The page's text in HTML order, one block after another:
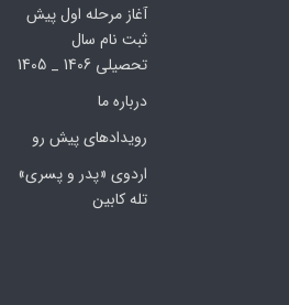
آغاز مرحله اول پیش
ثبت نام سال
تحصیلی 1406 _ 1405
درباره ما
رویدادهای پیش رو
اردوی «پدر و پسری»
تله کابین